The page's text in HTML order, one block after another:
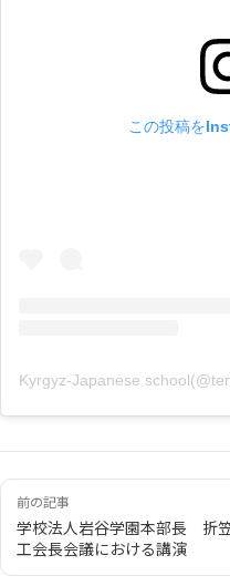
この投稿を
Kyrgyz-Japanese
前の記事
学校法人岩谷学園本部長 折
工会長会議における講演